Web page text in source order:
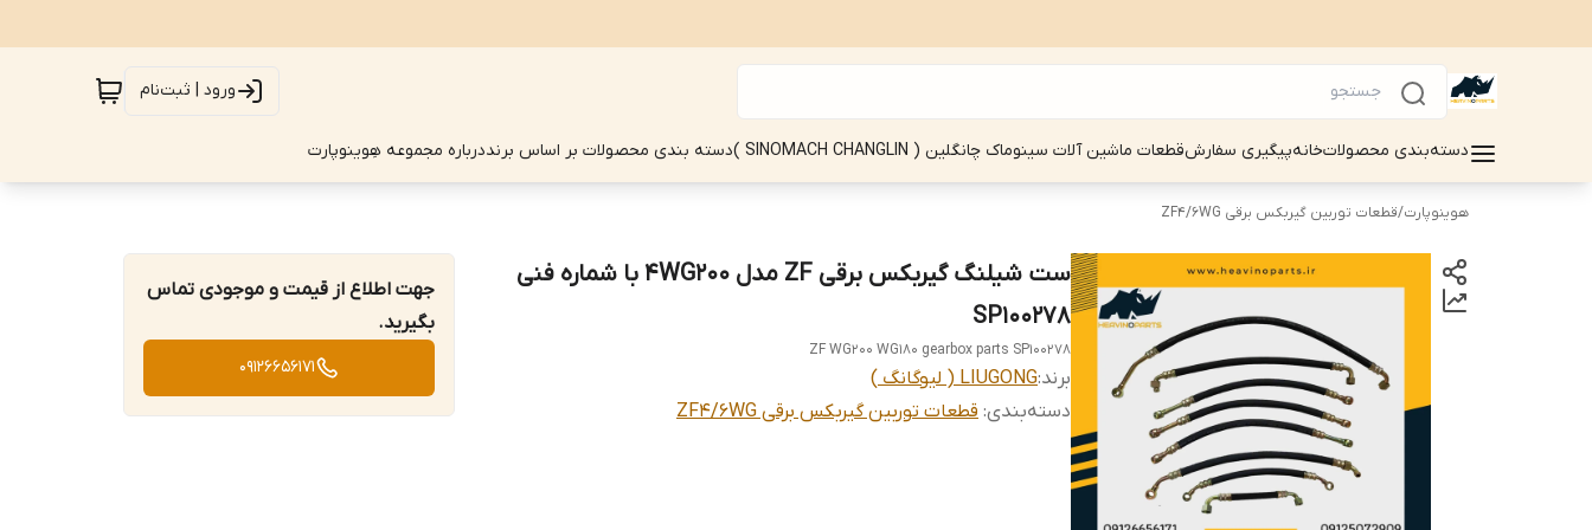
ورود | ثبت‌نام
دسته‌بندی محصولاتخانهپیگیری سفارشقطعات ماشین آلات سینوماک چانگلین ( SINOMACH CHANGLIN ) دسته بندی محصولات بر اساس برنددرباره مجموعه هِوینوپارت
هوینوپارت/قطعات توربین گیربکس برقی ZF4/6WG
ست شیلنگ گیربکس برقی ZF مدل 4WG200 با شماره فنی
SP100278
ZF WG200 WG180 gearbox parts SP100278
برند:LIUGONG ( لیوگانگ )
دسته‌بندی: قطعات توربین گیربکس برقی ZF4/6WG
جهت اطلاع از قیمت و موجودی تماس
بگیرید.
09126656171